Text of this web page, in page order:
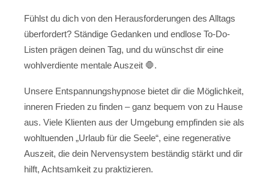
Fühlst du dich von den Herausforderungen des Alltags
überfordert? Ständige Gedanken und endlose To-Do-
Listen prägen deinen Tag, und du wünschst dir eine
wohlverdiente mentale Auszeit 🛑.
Unsere Entspannungshypnose bietet dir die Möglichkeit,
inneren Frieden zu finden – ganz bequem von zu Hause
aus. Viele Klienten aus der Umgebung empfinden sie als
wohltuenden „Urlaub für die Seele“, eine regenerative
Auszeit, die dein Nervensystem beständig stärkt und dir
hilft, Achtsamkeit zu praktizieren.